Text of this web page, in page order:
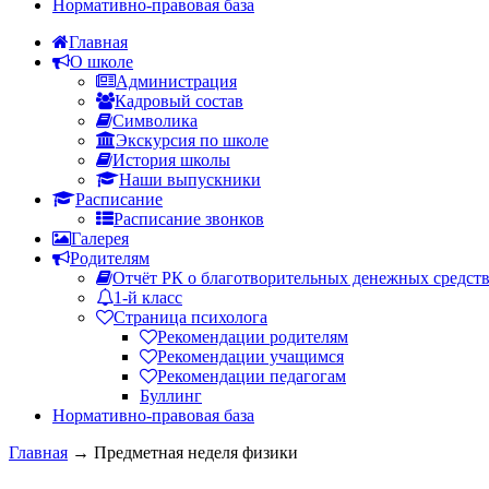
Нормативно-правовая база
Главная
О школе
Администрация
Кадровый состав
Символика
Экскурсия по школе
История школы
Наши выпускники
Расписание
Расписание звонков
Галерея
Родителям
Отчёт РК о благотворительных денежных
1-й класс
Страница психолога
Рекомендации родителям
Рекомендации учащимся
Рекомендации педагогам
Буллинг
Нормативно-правовая база
Главная → Предметная неделя физики